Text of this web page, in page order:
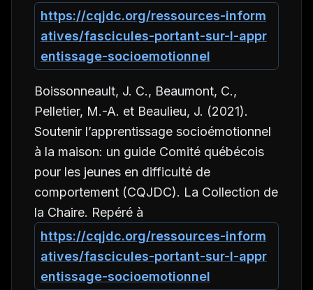
https://cqjdc.org/ressources-inform
atives/fascicules-portant-sur-l-appr
entissage-socioemotionnel
Boissonneault, J. C., Beaumont, C.,
Pelletier, M.-A. et Beaulieu, J. (2021).
Soutenir l’apprentissage socioémotionnel
à la maison: un guide Comité québécois
pour les jeunes en difficulté de
comportement (CQJDC). La Collection de
la Chaire. Repéré à
https://cqjdc.org/ressources-inform
atives/fascicules-portant-sur-l-appr
entissage-socioemotionnel